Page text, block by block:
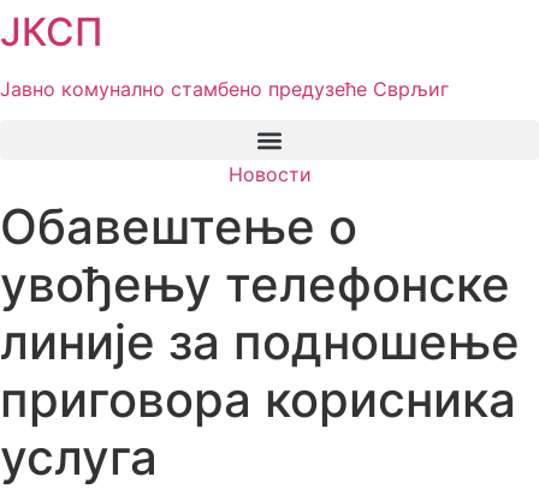
Скочите
на
садржај
ЈКСП
Јавно комунално стамбено предузеће Сврљиг
Новости
Обавештење о
увођењу телефонске
линије за подношење
приговора корисника
услуга